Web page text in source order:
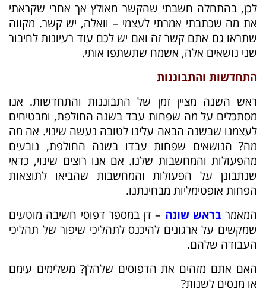
לכן, בהתחלה חשבתי שהקשר מאולץ אך אחרי שקראתי
את מה שכתבתי אמרתי לעצמי – וואלה, יש קשר. מקווה
שתראו גם אתם קשר זה ואם יש לכם עוד רעיונות לחיבור
שני נושאים אלה, אשמח שתשתפו אותי.
התחדשות והתבוננות
ראש השנה מציין זמן של התבוננות והתחדשות. אנו
מסתכלים על מה שפחות עבד בשנה החולפת, ומבטיחים
לעצמנו שבשנה הבאה עלינו לטובה נעשה שינוי. אה מה
מה? הנושאים שפחות עבדו בשנה החולפת, נובעים
מהפעולות והמחשבות שלנו. אם אנו רוצים שינוי, כדאי
שנתבונן על הפעולות והמחשבות שהביאו לתוצאות
הפחות אופטימליות מבחינתנו.
המאמרבראש שונה – דן במספר דפוסי חשיבה מוטעים
שמקשים על ארגונים להיכנס לתהליכי שיפור של תהליכי
העבודה שלהם.
האם אתם מזהים את הדפוסים שלהלן? משלימים עימם
או מנסים לשנות?